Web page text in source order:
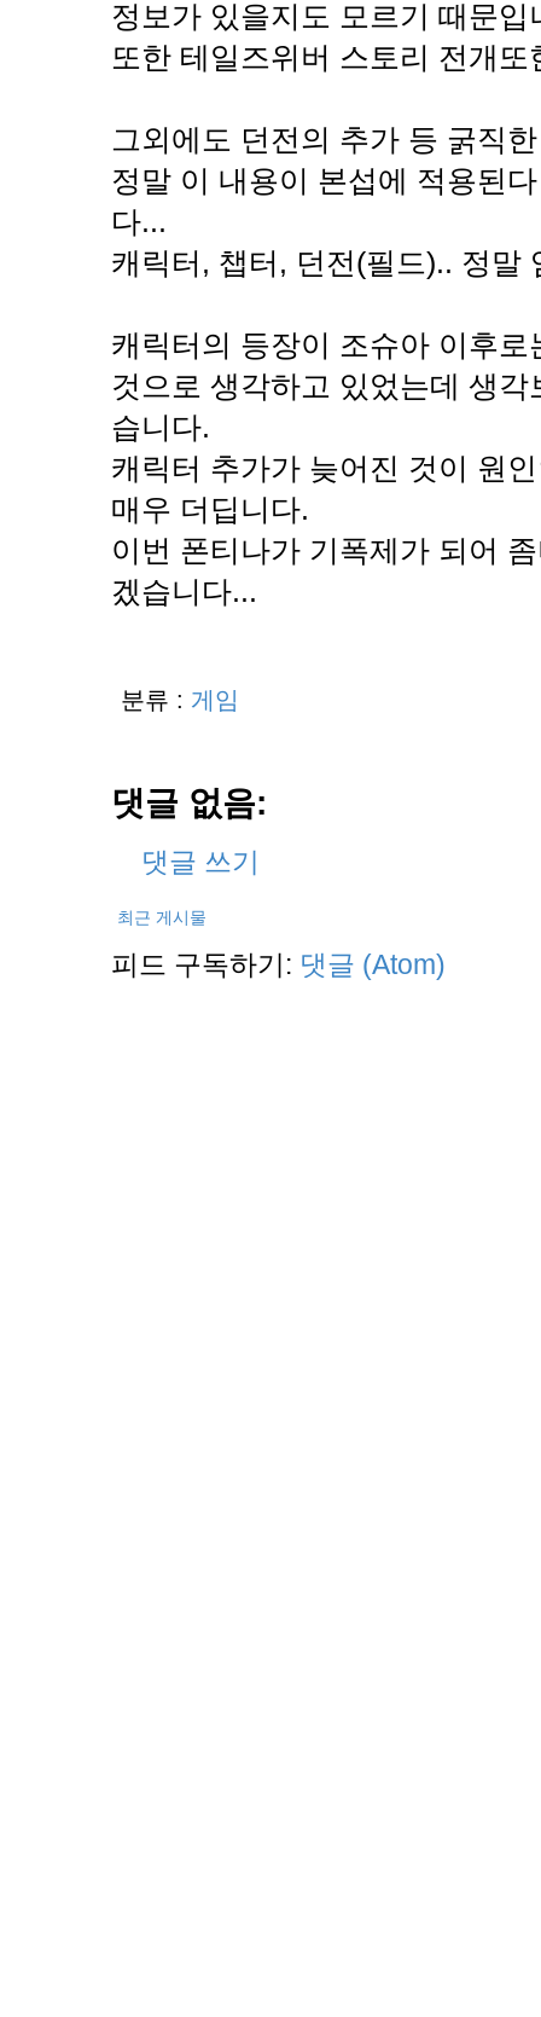
정보가 있을지도 모르기 때문입
또한 테일즈위버 스토리 전개
그외에도 던전의 추가 등 굵직
정말 이 내용이 본섭에 적용된
다...
캐릭터, 챕터, 던전(필드).. 정말
캐릭터의 등장이 조슈아 이후
것으로 생각하고 있었는데 생
습니다.
캐릭터 추가가 늦어진 것이 원
매우 더딥니다.
이번 폰티나가 기폭제가 되어
겠습니다...
분류 : 게임
댓글 없음:
댓글 쓰기
최근 게시물
피드 구독하기: 댓글 (Atom)